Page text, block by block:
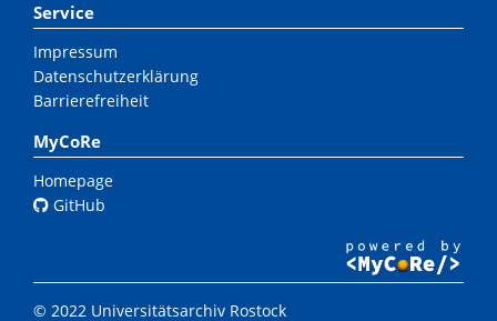
Service
Impressum
Datenschutzerklärung
Barrierefreiheit
MyCoRe
Homepage
GitHub
© 2022 Universitätsarchiv Rostock